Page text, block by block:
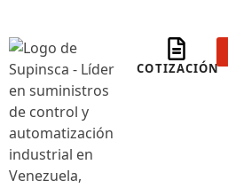
contenido
COTIZACIÓN